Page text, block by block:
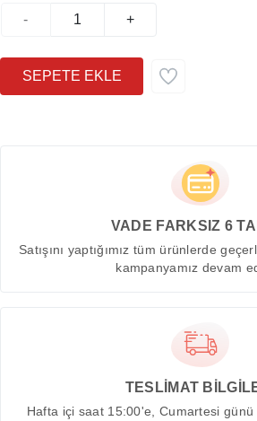
- +
VADE FARKSIZ 6
Satışını yaptığımız tüm ürünlerde
kampanyamız devam
TESLİMAT
Hafta içi saat 15:00'e, Cumartesi